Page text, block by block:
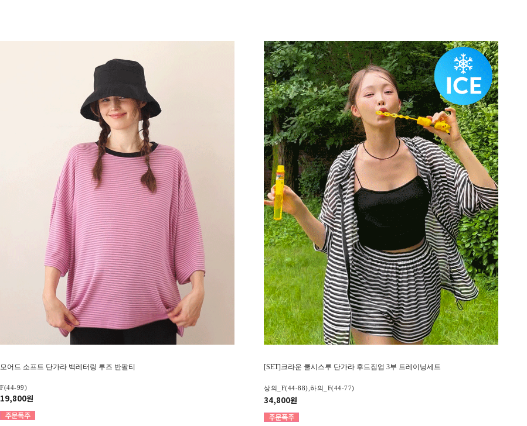
모어드 소프트 단가라 백레터링 루즈 반팔티
F(44-99)
19,800원
[SET]크라운 쿨시스루 단가라 후드집업 3부 트레이닝세트
상의_F(44-88),하의_F(44-77)
34,800원